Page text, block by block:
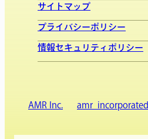
サイトマップ
プライバシーポリシー
情報セキュリティポリシー
AMR Inc. amr_incorporated